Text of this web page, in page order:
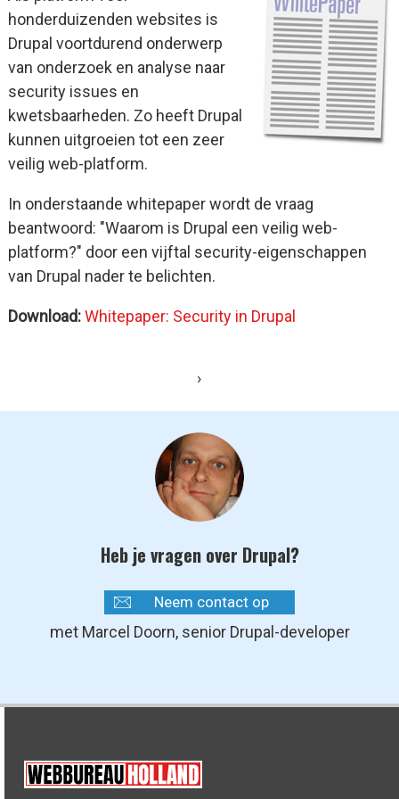
honderduizenden websites is
Drupal voortdurend onderwerp
van onderzoek en analyse naar
security issues en
kwetsbaarheden. Zo heeft Drupal
kunnen uitgroeien tot een zeer
veilig web-platform.
In onderstaande whitepaper wordt de vraag
beantwoord: "Waarom is Drupal een veilig web-
platform?" door een vijftal security-eigenschappen
van Drupal nader te belichten.
Download:Whitepaper: Security in Drupal
›
Heb je vragen over Drupal?
Neem contact op
met Marcel Doorn, senior Drupal-developer